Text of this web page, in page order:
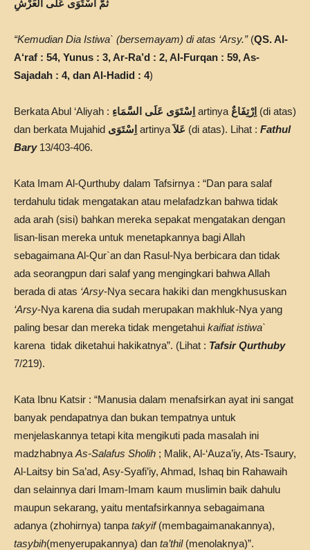
ثُمَّ اسْتَوَى عَلَى الْعَرْشِ
“Kemudian Dia Istiwa` (bersemayam) di atas ‘Arsy.”(QS. Al-
A‘raf : 54, Yunus : 3, Ar-Ra’d : 2, Al-Furqan : 59, As-
Sajadah : 4, dan Al-Hadid : 4)
Berkata Abul ‘Aliyah : اِسْتَوَى عَلَى السَّمَاءِ artinya اِرْتِفَاعٌ (di atas)
dan berkata Mujahid اِسْتَوَى artinyaعَلاَ (di atas). Lihat : Fathul
Bary13/403-406.
Kata Imam Al-Qurthuby dalam Tafsirnya : “Dan para salaf
terdahulu tidak mengatakan atau melafadzkan bahwa tidak
ada arah (sisi) bahkan mereka sepakat mengatakan dengan
lisan-lisan mereka untuk menetapkannya bagi Allah
sebagaimana Al-Qur`an dan Rasul-Nya berbicara dan tidak
ada seorangpun dari salaf yang mengingkari bahwa Allah
berada di atas ‘Arsy-Nya secara hakiki dan mengkhususkan
‘Arsy-Nya karena dia sudah merupakan makhluk-Nya yang
paling besar dan mereka tidak mengetahui kaifiat istiwa`
karena tidak diketahui hakikatnya”. (Lihat : Tafsir Qurthuby
7/219).
Kata Ibnu Katsir : “Manusia dalam menafsirkan ayat ini sangat
banyak pendapatnya dan bukan tempatnya untuk
menjelaskannya tetapi kita mengikuti pada masalah ini
madzhabnya As-Salafus Sholih ; Malik, Al-‘Auza’iy, Ats-Tsaury,
Al-Laitsy bin Sa’ad, Asy-Syafi’iy, Ahmad, Ishaq bin Rahawaih
dan selainnya dari Imam-Imam kaum muslimin baik dahulu
maupun sekarang, yaitu mentafsirkannya sebagaimana
adanya (zhohirnya) tanpa takyif(membagaimanakannya),
tasybih(menyerupakannya) dan ta’thil(menolaknya)”.